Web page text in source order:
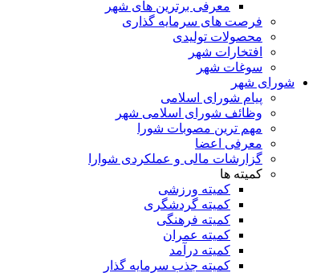
معرفی برترین های شهر
فرصت های سرمایه گذاری
محصولات تولیدی
افتخارات شهر
سوغات شهر
شورای شهر
پیام شورای اسلامی
وظائف شورای اسلامی شهر
مهم ترین مصوبات شورا
معرفی اعضا
گزارشات مالی و عملکردی شوارا
کمیته ها
کمیته ورزشی
کمیته گردشگری
کمیته فرهنگی
کمیته عمران
کمیته درآمد
کمیته جذب سرمایه گذار